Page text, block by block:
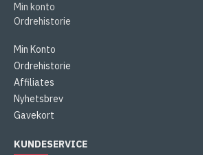
Min konto
Ordrehistorie
Min Konto
Ordrehistorie
Affiliates
Nyhetsbrev
Gavekort
KUNDESERVICE